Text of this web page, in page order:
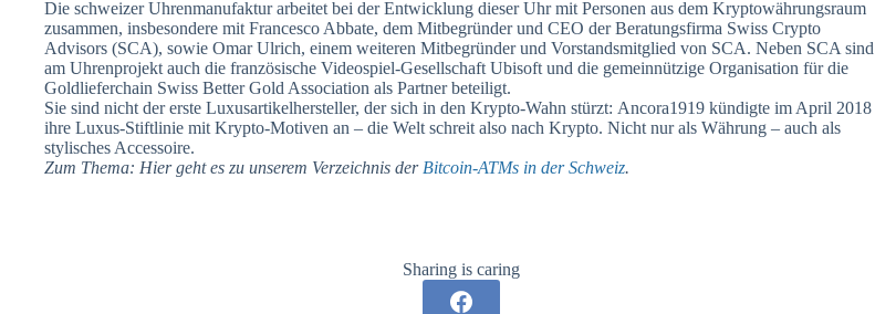
Die schweizer Uhrenmanufaktur arbeitet bei der Entwicklung dieser Uhr mit Personen aus dem Kryptowährungsraum
zusammen, insbesondere mit Francesco Abbate, dem Mitbegründer und CEO der Beratungsfirma Swiss Crypto
Advisors (SCA), sowie Omar Ulrich, einem weiteren Mitbegründer und Vorstandsmitglied von SCA. Neben SCA sind
am Uhrenprojekt auch die französische Videospiel-Gesellschaft Ubisoft und die gemeinnützige Organisation für die
Goldlieferchain Swiss Better Gold Association als Partner beteiligt.
Sie sind nicht der erste Luxusartikelhersteller, der sich in den Krypto-Wahn stürzt: Ancora1919 kündigte im April 2018
ihre Luxus-Stiftlinie mit Krypto-Motiven an – die Welt schreit also nach Krypto. Nicht nur als Währung – auch als
stylisches Accessoire.
Zum Thema: Hier geht es zu unserem Verzeichnis derBitcoin-ATMs in der Schweiz.
Sharing is caring